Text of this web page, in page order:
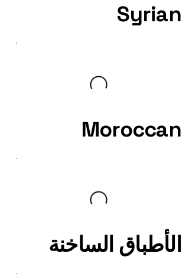
Syrian
Moroccan
الأطباق الساخنة